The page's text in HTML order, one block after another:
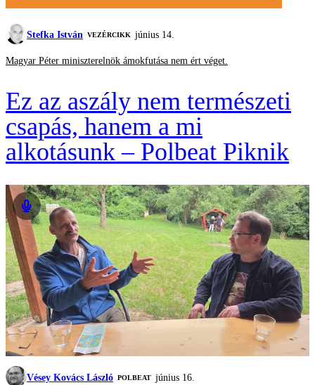
Stefka István VEZÉRCIKK június 14.
Magyar Péter miniszterelnök ámokfutása nem ért véget.
Ez az aszály nem természeti
csapás, hanem a mi
alkotásunk – Polbeat Piknik
Vésey Kovács László ‎POLBEAT június 16.